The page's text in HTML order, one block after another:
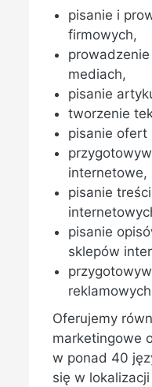
pisanie i
firmowych,
mediach,
pisanie
tworzenie
pisanie ofert
internetowe,
pisanie
pisanie
sklepów
Oferujemy
marketingowe
w ponad 40
się w